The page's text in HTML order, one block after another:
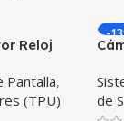
Reloj
,
(TPU)
-
de